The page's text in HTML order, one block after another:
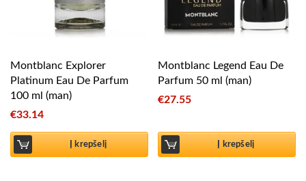
Montblanc Explorer
Platinum Eau De Parfum
100 ml (man)
€33.14
Į krepšelį
Montblanc Legend Eau De
Parfum 50 ml (man)
€27.55
Į krepšelį